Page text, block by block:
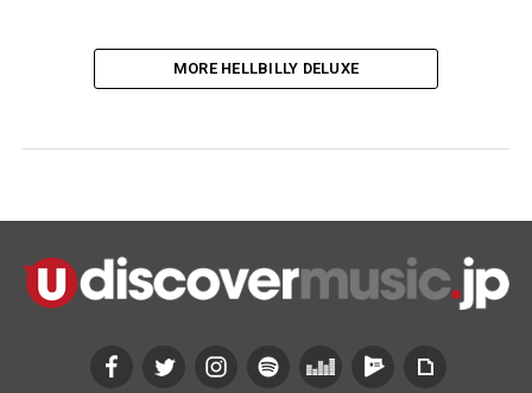
MORE HELLBILLY DELUXE